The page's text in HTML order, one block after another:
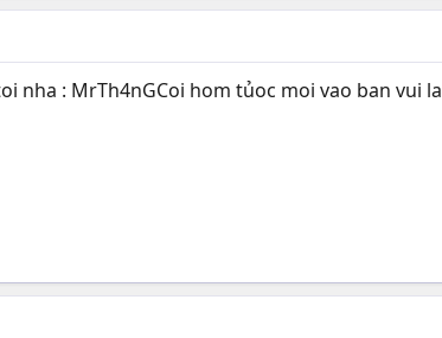
nha : MrTh4nGCoi hom tủoc moi vao ban vui